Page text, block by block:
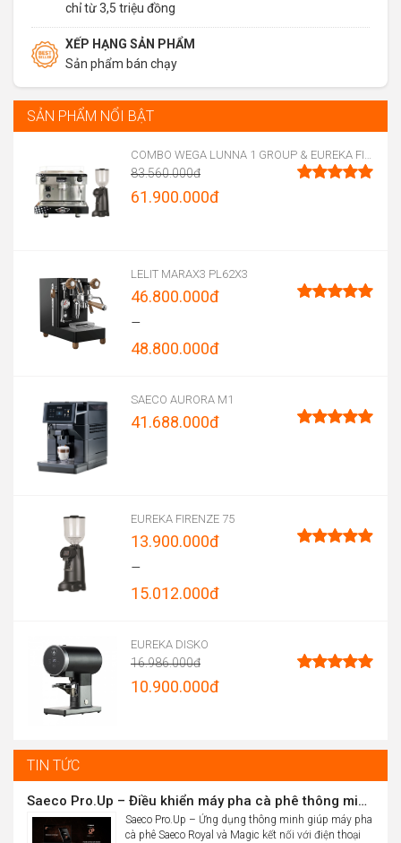
chỉ từ 3,5 triệu đồng
XẾP HẠNG SẢN PHẨM
Sản phẩm bán chạy
SẢN PHẨM NỔI BẬT
COMBO WEGA LUNNA 1 GROUP & EUREKA FIRENZE 75
83.560.000đ
Original
83.560.000đ.
61.900.000đ
is:
61.900.000đ.
LELIT MARAX3 PL62X3
46.800.000đ
–
48.800.000đ
range:
46.800.000đ
through
48.800.000đ
SAECO AURORA M1
41.688.000đ
EUREKA FIRENZE 75
13.900.000đ
–
15.012.000đ
range:
13.900.000đ
through
15.012.000đ
EUREKA DISKO
16.986.000đ
Original
10.900.000đ
10.900.000đ.
TIN TỨC
Saeco Pro.Up – Điều khiển máy pha cà phê thông minh Saeco Royal & Magic bằng điện thoại
Saeco Pro.Up – Ứng dụng thông minh giúp máy pha
cà phê Saeco Royal và Magic kết nối với điện thoại